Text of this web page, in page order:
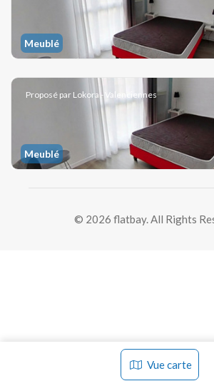
Meublé
Résidence étudiante meublé à louer
Ter Rue de la Longue Chasse 59300
• 1 p. • 1 ch. • 1 SDB • 1 WC •
Proposé par Lokora - Valenciennes
Meublé
• 1 p. • 1 ch. • 1 SDB • 1 WC • à
© 2026 flatbay. All Rights
Vue carte